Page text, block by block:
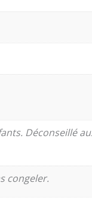
Déconseillé
congeler.